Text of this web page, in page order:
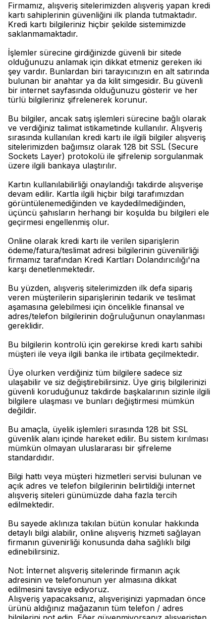
Firmamız, alışveriş sitelerimizden alışveriş yapan kredi
kartı sahiplerinin güvenliğini ilk planda tutmaktadır.
Kredi kartı bilgileriniz hiçbir şekilde sistemimizde
saklanmamaktadır.
İşlemler sürecine girdiğinizde güvenli bir sitede
olduğunuzu anlamak için dikkat etmeniz gereken iki
şey vardır. Bunlardan biri tarayıcınızın en alt satırında
bulunan bir anahtar ya da kilit simgesidir. Bu güvenli
bir internet sayfasında olduğunuzu gösterir ve her
türlü bilgileriniz şifrelenerek korunur.
Bu bilgiler, ancak satış işlemleri sürecine bağlı olarak
ve verdiğiniz talimat istikametinde kullanılır. Alışveriş
sırasında kullanılan kredi kartı ile ilgili bilgiler alışveriş
sitelerimizden bağımsız olarak 128 bit SSL (Secure
Sockets Layer) protokolü ile şifrelenip sorgulanmak
üzere ilgili bankaya ulaştırılır.
Kartın kullanılabilirliği onaylandığı takdirde alışverişe
devam edilir. Kartla ilgili hiçbir bilgi tarafımızdan
görüntülenemediğinden ve kaydedilmediğinden,
üçüncü şahısların herhangi bir koşulda bu bilgileri ele
geçirmesi engellenmiş olur.
Online olarak kredi kartı ile verilen siparişlerin
ödeme/fatura/teslimat adresi bilgilerinin güvenilirliği
firmamız tarafından Kredi Kartları Dolandırıcılığı'na
karşı denetlenmektedir.
Bu yüzden, alışveriş sitelerimizden ilk defa sipariş
veren müşterilerin siparişlerinin tedarik ve teslimat
aşamasına gelebilmesi için öncelikle finansal ve
adres/telefon bilgilerinin doğruluğunun onaylanması
gereklidir.
Bu bilgilerin kontrolü için gerekirse kredi kartı sahibi
müşteri ile veya ilgili banka ile irtibata geçilmektedir.
Üye olurken verdiğiniz tüm bilgilere sadece siz
ulaşabilir ve siz değiştirebilirsiniz. Üye giriş bilgilerinizi
güvenli koruduğunuz takdirde başkalarının sizinle ilgili
bilgilere ulaşması ve bunları değiştirmesi mümkün
değildir.
Bu amaçla, üyelik işlemleri sırasında 128 bit SSL
güvenlik alanı içinde hareket edilir. Bu sistem kırılması
mümkün olmayan uluslararası bir şifreleme
standardıdır.
Bilgi hattı veya müşteri hizmetleri servisi bulunan ve
açık adres ve telefon bilgilerinin belirtildiği internet
alışveriş siteleri günümüzde daha fazla tercih
edilmektedir.
Bu sayede aklınıza takılan bütün konular hakkında
detaylı bilgi alabilir, online alışveriş hizmeti sağlayan
firmanın güvenirliği konusunda daha sağlıklı bilgi
edinebilirsiniz.
Not: İnternet alışveriş sitelerinde firmanın açık
adresinin ve telefonunun yer almasına dikkat
edilmesini tavsiye ediyoruz.
Alışveriş yapacaksanız, alışverişinizi yapmadan önce
ürünü aldığınız mağazanın tüm telefon / adres